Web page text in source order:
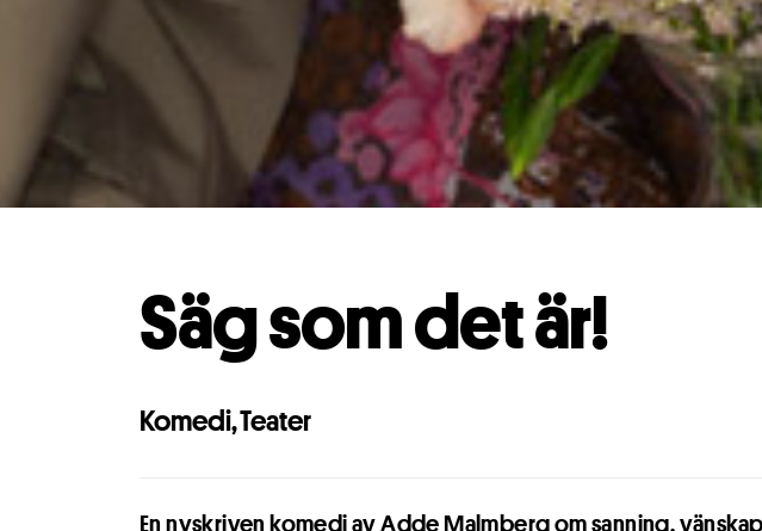
Säg som det är!
Komedi,Teater
En nyskriven komedi av Adde Malmberg om sanning,